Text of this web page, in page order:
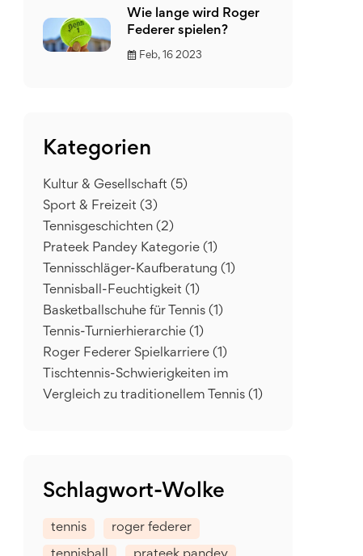
Wie lange wird Roger
Federer spielen?
Feb, 16 2023
Kategorien
Kultur & Gesellschaft (5)
Sport & Freizeit (3)
Tennisgeschichten (2)
Prateek Pandey Kategorie (1)
Tennisschläger-Kaufberatung (1)
Tennisball-Feuchtigkeit (1)
Basketballschuhe für Tennis (1)
Tennis-Turnierhierarchie (1)
Roger Federer Spielkarriere (1)
Tischtennis-Schwierigkeiten im
Vergleich zu traditionellem Tennis (1)
Schlagwort-Wolke
tennis roger federer